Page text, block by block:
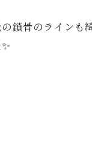
鎖骨のラインも